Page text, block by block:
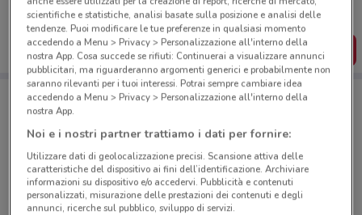
salvarle e creare la tua lista del risparmio, comodamente
dal tuo cellulare.
SCARICA L’APP
Negozi Crédit Agricole a Varese
scientifiche e statistiche, analisi basate sulla posizione e analisi delle
tendenze. Puoi modificare le tue preferenze in qualsiasi momento
accedendo a Menu > Privacy > Personalizzazione all'interno della
nostra App. Cosa succede se rifiuti: Continuerai a visualizzare annunci
pubblicitari, ma riguarderanno argomenti generici e probabilmente non
saranno rilevanti per i tuoi interessi. Potrai sempre cambiare idea
accedendo a Menu > Privacy > Personalizzazione all'interno della
nostra App.
Noi e i nostri partner trattiamo i dati per fornire:
Utilizzare dati di geolocalizzazione precisi. Scansione attiva delle
caratteristiche del dispositivo ai fini dell’identificazione. Archiviare
informazioni su dispositivo e/o accedervi. Pubblicità e contenuti
personalizzati, misurazione delle prestazioni dei contenuti e degli
annunci, ricerche sul pubblico, sviluppo di servizi.